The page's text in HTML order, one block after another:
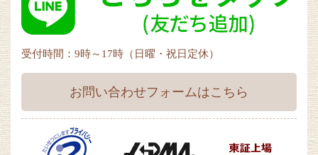
受付時間：9時～17時（日曜・祝日定休）
お問い合わせフォームはこちら